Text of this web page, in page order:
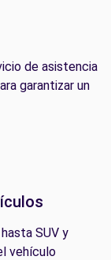
de asistencia
garantizar un
SUV y
vehículo